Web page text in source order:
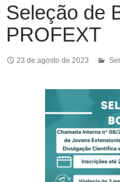
Seleção de
PROFEXT
23 de agosto de 2023